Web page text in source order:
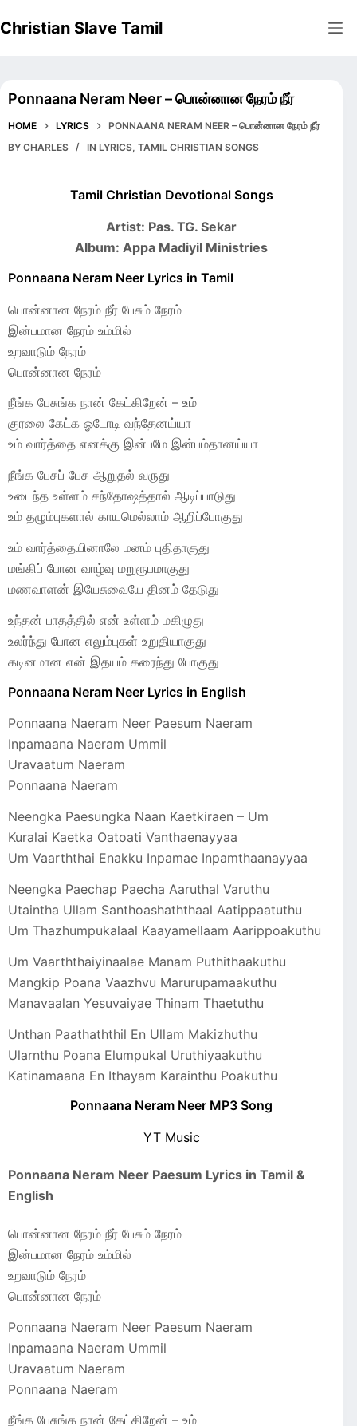
to
Christian Slave Tamil
Ponnaana Neram Neer – பொன்னான நேரம் நீர்
HOME LYRICS
PONNAANA NERAM NEER – பொன்னான நேரம் நீர்
BY CHARLES IN LYRICS,TAMIL CHRISTIAN SONGS
Tamil Christian Devotional Songs
Artist: Pas. TG. Sekar
Album: Appa Madiyil Ministries
Ponnaana Neram Neer Lyrics in Tamil
பொன்னான நேரம் நீர் பேசும் நேரம்
இன்பமான நேரம் உம்மில்
உறவாடும் நேரம்
பொன்னான நேரம்
நீங்க பேசுங்க நான் கேட்கிறேன் – உம்
குரலை கேட்க ஓடோடி வந்தேனய்யா
உம் வார்த்தை எனக்கு இன்பமே இன்பம்தானய்யா
நீங்க பேசப் பேச ஆறுதல் வருது
உடைந்த உள்ளம் சந்தோஷத்தால் ஆடிப்பாடுது
உம் தழும்புகளால் காயமெல்லாம் ஆறிப்போகுது
உம் வார்த்தையினாலே மனம் புதிதாகுது
மங்கிப் போன வாழ்வு மறுரூபமாகுது
மணவாளன் இயேசுவையே தினம் தேடுது
உந்தன் பாதத்தில் என் உள்ளம் மகிழுது
உலர்ந்து போன எலும்புகள் உறுதியாகுது
கடினமான என் இதயம் கரைந்து போகுது
Ponnaana Neram Neer Lyrics in English
Ponnaana Naeram Neer Paesum Naeram
Inpamaana Naeram Ummil
Uravaatum Naeram
Ponnaana Naeram
Neengka Paesungka Naan Kaetkiraen – Um
Kuralai Kaetka Oatoati Vanthaenayyaa
Um Vaarththai Enakku Inpamae Inpamthaanayyaa
Neengka Paechap Paecha Aaruthal Varuthu
Utaintha Ullam Santhoashaththaal Aatippaatuthu
Um Thazhumpukalaal Kaayamellaam Aarippoakuthu
Um Vaarththaiyinaalae Manam Puthithaakuthu
Mangkip Poana Vaazhvu Marurupamaakuthu
Manavaalan Yesuvaiyae Thinam Thaetuthu
Unthan Paathaththil En Ullam Makizhuthu
Ularnthu Poana Elumpukal Uruthiyaakuthu
Katinamaana En Ithayam Karainthu Poakuthu
Ponnaana Neram Neer MP3 Song
YT Music
Ponnaana Neram Neer Paesum Lyrics in Tamil &
English
பொன்னான நேரம் நீர் பேசும் நேரம்
இன்பமான நேரம் உம்மில்
உறவாடும் நேரம்
பொன்னான நேரம்
Ponnaana Naeram Neer Paesum Naeram
Inpamaana Naeram Ummil
Uravaatum Naeram
Ponnaana Naeram
நீங்க பேசுங்க நான் கேட்கிறேன் – உம்